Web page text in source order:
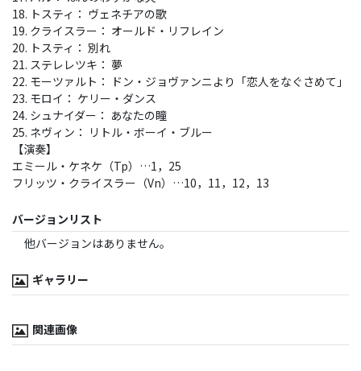
18. トスティ： ヴェネチアの歌
19. クライスラー： オールド・リフレイン
20. トスティ： 別れ
21. ステレレツキ： 夢
22. モーツァルト： ドン・ジョヴァンニより「恋人をなぐさめて」
23. モロイ： ケリー・ダンス
24. シュナイダー： あなたの瞳
25. ネヴィン： リトル・ボーイ・ブルー
【演奏】
エミール・ケネケ（Tp）…1，25
フリッツ・クライスラー（Vn）…10，11，12，13
バージョンリスト
他バージョンはありません。
ギャラリー
関連画像